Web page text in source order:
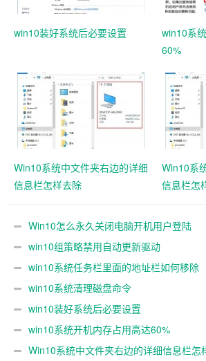
win10装好系统后必要设置
win10系
60%
Win10系统中文件夹右边的详细
信息栏怎样去除
Win10系
信息栏怎
Win10怎么永久关闭电脑开机用户登陆
win10组策略禁用自动更新驱动
win10系统任务栏里面的地址栏如何移除
win10系统清理磁盘命令
win10装好系统后必要设置
win10系统开机内存占用高达60%
Win10系统中文件夹右边的详细信息栏怎